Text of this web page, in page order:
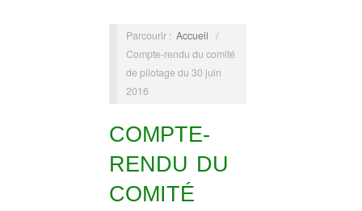
Parcourir : Accueil /
Compte-rendu du comité
de pilotage du 30 juin
2016
COMPTE-
RENDU DU
COMITÉ